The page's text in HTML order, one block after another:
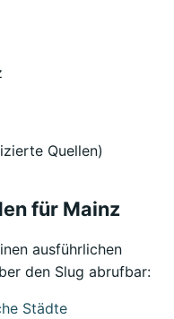
Quellen)
für Mainz
ausführlichen
den Slug abrufbar:
Städte